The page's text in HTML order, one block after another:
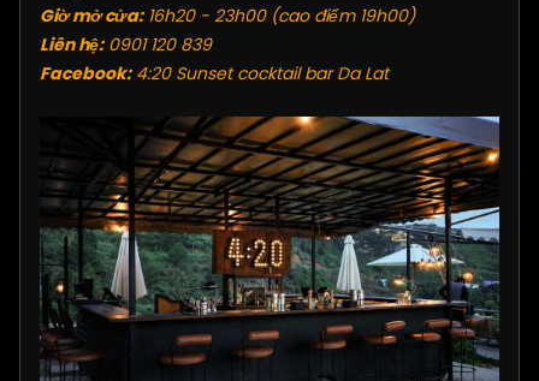
Giờ mở cửa:16h20 - 23h00 (cao điểm 19h00)
Liên hệ:0901 120 839
Facebook:4:20 Sunset cocktail bar Da Lat